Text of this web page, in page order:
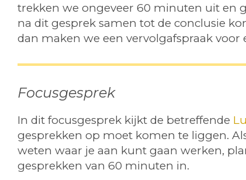
trekken we ongeveer 60 minuten uit en
na dit gesprek samen tot de conclusie
dan maken we een vervolgafspraak voor
Focusgesprek
In dit focusgesprek kijkt de betreffende
gesprekken op moet komen te liggen.
weten waar je aan kunt gaan werken,
gesprekken van 60 minuten in.